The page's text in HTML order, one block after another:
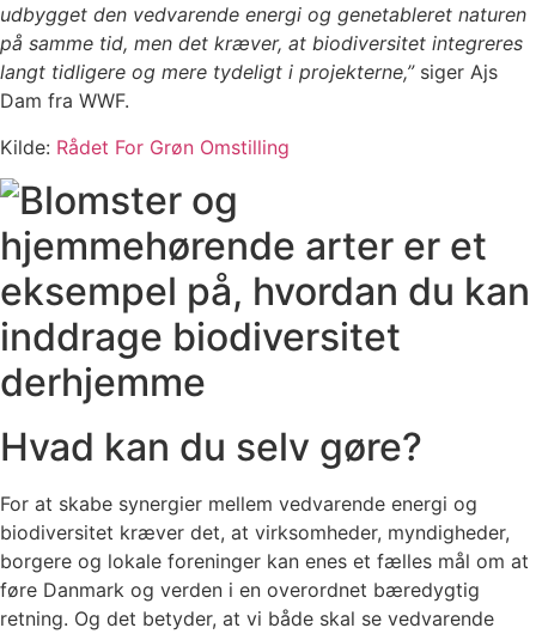
udbygget den vedvarende energi og genetableret naturen
på samme tid, men det kræver, at biodiversitet integreres
langt tidligere og mere tydeligt i projekterne,” siger Ajs
Dam fra WWF.
Kilde: Rådet For Grøn Omstilling
Hvad kan du selv gøre?
For at skabe synergier mellem vedvarende energi og
biodiversitet kræver det, at virksomheder, myndigheder,
borgere og lokale foreninger kan enes et fælles mål om at
føre Danmark og verden i en overordnet bæredygtig
retning. Og det betyder, at vi både skal se vedvarende